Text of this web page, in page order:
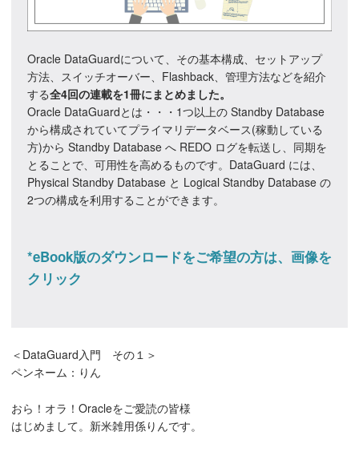
Oracle DataGuardについて、その基本構成、セットアップ
方法、スイッチオーバー、Flashback、管理方法などを紹介
する全4回の連載を1冊にまとめました。
Oracle DataGuardとは・・・1つ以上の Standby Database
から構成されていてプライマリデータベース(稼動している
方)から Standby Database へ REDO ログを転送し、同期を
とることで、可用性を高めるものです。DataGuard には、
Physical Standby Database と Logical Standby Database の
2つの構成を利用することができます。
*eBook版のダウンロードをご希望の方は、画像を
クリック
＜DataGuard入門 その１＞
ペンネーム：りん
おら！オラ！Oracleをご愛読の皆様
はじめまして。新米雑用係りんです。